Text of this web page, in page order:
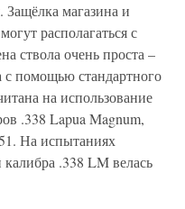
магазина и
располагаться с
ствола очень проста –
с помощью стандартного
на использование
.338 Lapua Magnum,
На испытаниях
.338 LM велась